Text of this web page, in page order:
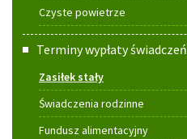
Czyste powietrze
Terminy wypłaty świadczeń
Zasiłek stały
Świadczenia rodzinne
Fundusz alimentacyjny